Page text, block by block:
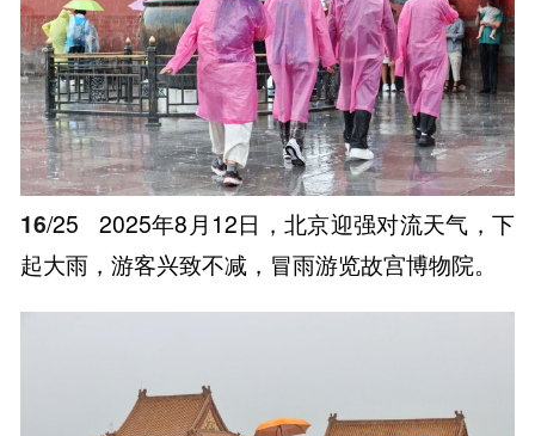
16/25
2025年8月12日，北京迎强对流天气，下
起大雨，游客兴致不减，冒雨游览故宫博物院。